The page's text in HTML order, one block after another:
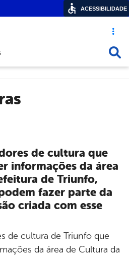
Acesso
de cultura que
informações da área
de Triunfo,
fazer parte da
criada com esse
de cultura de Triunfo que
da área de Cultura da
ACESSIBILIDADE